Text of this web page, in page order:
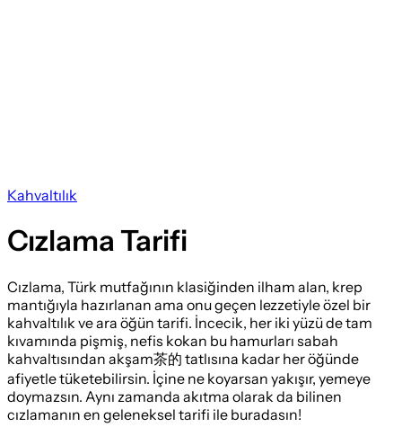
Kahvaltılık
Cızlama Tarifi
Cızlama, Türk mutfağının klasiğinden ilham alan, krep
mantığıyla hazırlanan ama onu geçen lezzetiyle özel bir
kahvaltılık ve ara öğün tarifi. İncecik, her iki yüzü de tam
kıvamında pişmiş, nefis kokan bu hamurları sabah
kahvaltısından akşam茶的 tatlısına kadar her öğünde
afiyetle tüketebilirsin. İçine ne koyarsan yakışır, yemeye
doymazsın. Aynı zamanda akıtma olarak da bilinen
cızlamanın en geleneksel tarifi ile buradasın!